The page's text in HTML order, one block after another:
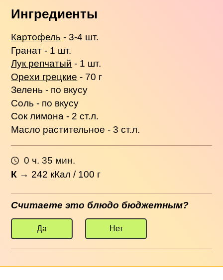
Ингредиенты
Картофель - 3-4 шт.
Гранат - 1 шт.
Лук репчатый - 1 шт.
Орехи грецкие - 70 г
Зелень - по вкусу
Соль - по вкусу
Сок лимона - 2 ст.л.
Масло растительное - 3 ст.л.
0 ч. 35 мин.
К → 242 кКал / 100 г
Считаете это блюдо бюджетным?
Да Нет